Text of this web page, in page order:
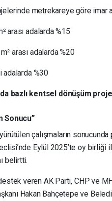
metrekareye göre imar
arası adalarda %15
arası adalarda %20
adalarda %30
bazlı kentsel dönüşüm
Sonucu”
yürütülen çalışmaların
Eylül 2025’te oy birliği
belirtti.
veren AK Parti, CHP ve
Hakan Bahçetepe ve